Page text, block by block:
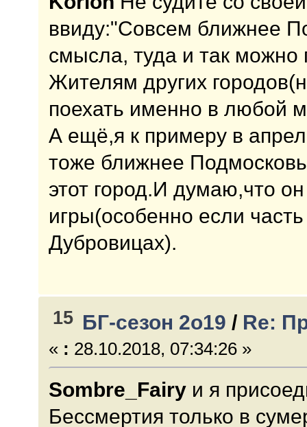
ввиду:"Совсем ближнее
смысла, туда и так
Жителям других
поехать именно в любой
А ещё,я к примеру в
тоже ближнее
этот город.И думаю,что
игры(особенно если
Дубровицах).
15 БГ-сезон 2о19 / Re:
« : 28.10.2018, 07:34:26 »
Sombre_Fairy и я
Бессмертия только в